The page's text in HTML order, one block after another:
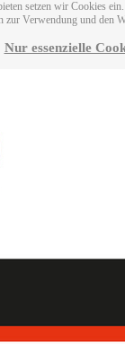
setzen wir Cookies
zur Verwendung und den
Nur essenzielle